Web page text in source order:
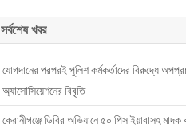
সর্বশেষ খবর
যোগদানের পরপরই পুলিশ কর্মকর্তাদের বিরুদ্ধে
অ্যাসোসিয়েশনের বিবৃতি
কেরানীগঞ্জে ডিবির অভিযানে ৫০ পিস ইয়াবাসহ মাদক